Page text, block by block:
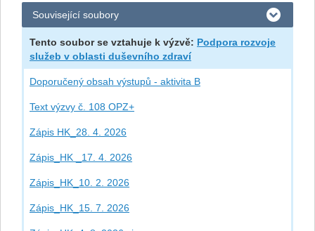
Související soubory
Tento soubor se vztahuje k výzvě: Podpora rozvoje
služeb v oblasti duševního zdraví
Doporučený obsah výstupů - aktivita B
Text výzvy č. 108 OPZ+
Zápis HK_28. 4. 2026
Zápis_HK _17. 4. 2026
Zápis_HK_10. 2. 2026
Zápis_HK_15. 7. 2026